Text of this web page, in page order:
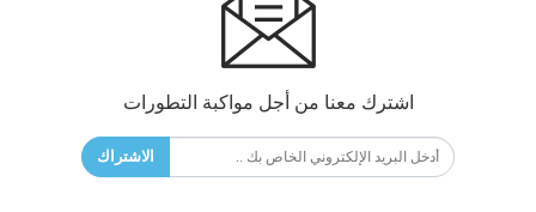
اشترك معنا من أجل مواكبة التطورات
الاشتراك